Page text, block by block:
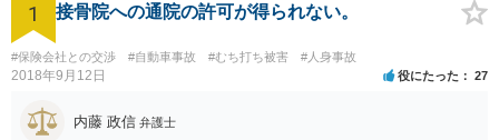
1 接骨院への通院の許可が得られない。
#保険会社との交渉 #自動車事故 #むち打ち被害 #人身事故
2018年9月12日 役にたった 27
内藤 政信 弁護士